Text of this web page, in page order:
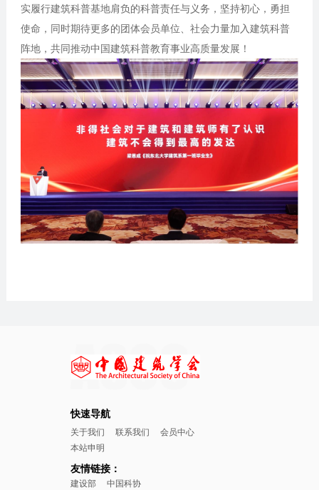
实履行建筑科普基地肩负的科普责任与义务，坚持初心，勇担
使命，同时期待更多的团体会员单位、社会力量加入建筑科普
阵地，共同推动中国建筑科普教育事业高质量发展！
快速导航
关于我们 联系我们
会员中心
本站申明
友情链接：
建设部 中国科协